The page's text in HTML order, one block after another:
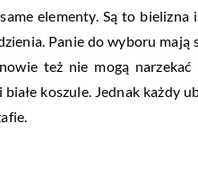
elementy. Są to bielizna
Panie do wyboru mają
też nie mogą
koszule. Jednak każdy